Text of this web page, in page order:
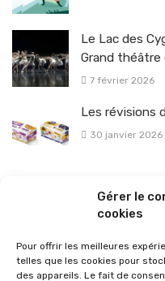
Gérer le
cookies
Pour offrir les meilleures
telles que les cookies pour
des appareils. Le fait de
Le Lac des
Grand théâtre
7 février 2026
Les révisions
30 janvier 2026